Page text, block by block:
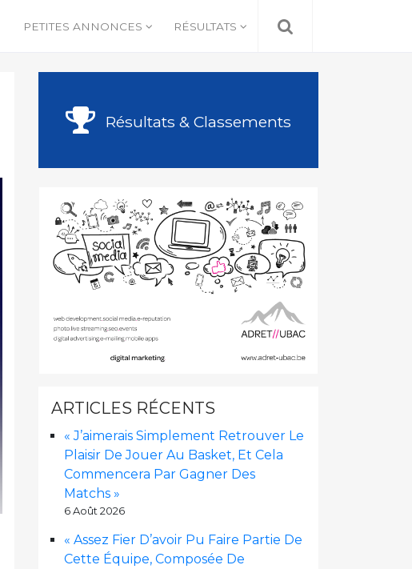
PETITES ANNONCES RÉSULTATS
Résultats & Classements
ARTICLES RÉCENTS
« J’aimerais Simplement Retrouver Le
Plaisir De Jouer Au Basket, Et Cela
Commencera Par Gagner Des
Matchs »
6 Août 2026
« Assez Fier D’avoir Pu Faire Partie De
Cette Équipe, Composée De